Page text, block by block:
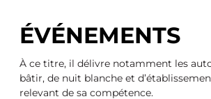
ÉVÉNEMENTS
À ce titre, il délivre notamment les
bâtir, de nuit blanche et
relevant de sa compétence.